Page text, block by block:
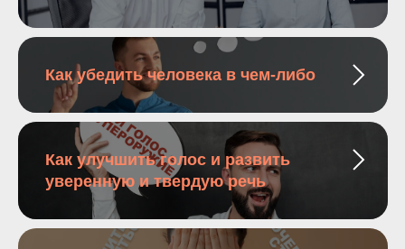
Как убедить человека в чем-либо
Как улучшить голос и развить
уверенную и твердую речь